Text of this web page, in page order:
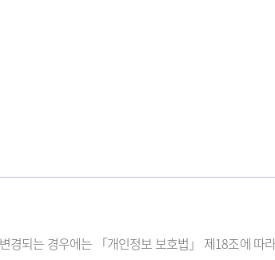
되는 경우에는 「개인정보 보호법」 제18조에 따